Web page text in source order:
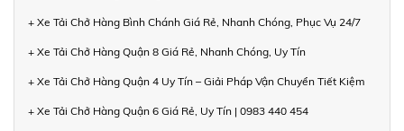
+ Xe Tải Chở Hàng Bình Chánh Giá Rẻ, Nhanh Chóng, Phục Vụ 24/7
+ Xe Tải Chở Hàng Quận 8 Giá Rẻ, Nhanh Chóng, Uy Tín
+ Xe Tải Chở Hàng Quận 4 Uy Tín – Giải Pháp Vận Chuyển Tiết Kiệm
+ Xe Tải Chở Hàng Quận 6 Giá Rẻ, Uy Tín | 0983 440 454